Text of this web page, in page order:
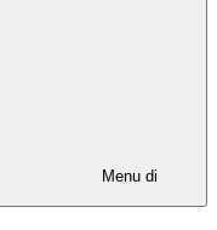
Menu di